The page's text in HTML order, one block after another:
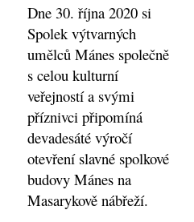
Dne 30. října 2020 si
Spolek výtvarných
umělců Mánes společně
s celou kulturní
veřejností a svými
příznivci připomíná
devadesáté výročí
otevření slavné spolkové
budovy Mánes na
Masarykově nábřeží.